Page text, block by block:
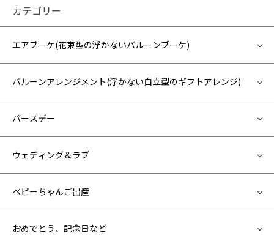
カテゴリー
エアブーケ(花束型の浮かないバルーンブーケ)
バルーンアレンジメント(浮かない自立型のギフトアレンジ)
バースデー
ウェディング＆ラブ
ベビーちゃんご出産
おめでとう、記念日など